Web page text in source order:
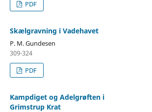
PDF
Skælgravning i Vadehavet
P. M. Gundesen
309-324
PDF
Kampdiget og Adelgrøften i
Grimstrup Krat